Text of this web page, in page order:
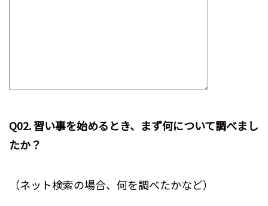
Q02. 習い事を始めるとき、まず何について調べまし
たか？
（ネット検索の場合、何を調べたかなど）